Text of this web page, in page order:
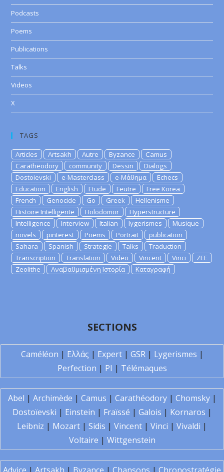
Podcasts
Poems
Publications
Talks
Videos
X
TAGS
Articles Artsakh Autre Byzance
Camus
Caratheodory
community Dessin
Dialogs
Dostoievski
e-Masterclass e-Μάθημα
Echecs
Education
English Etude Feutre
Free Korea
French
Genocide Go Greek
Hellenisme
Histoire Intelligente
Holodomor
Hyperstructure
Intelligence
Interview Italian lygerismes
Musique
novels
pinterest Poems Portrait
publication
Sahara
Spanish Strategie Talks
Traduction
Transcription
Translation Video Vincent Vinci
ZEE
Zeolithe
Αναβαθμισμένη Ιστορία Καταγραφή
SECTIONS
Caméléon | Ελλάς | Expert| GSR| Lygerismes |
Perfection | PI | Télémaques
Abel | Archimède | Camus | Carathéodory| Chomsky|
Dostoïevski | Einstein | Fraïssé | Galois | Kornaros |
Leibniz | Mozart | Sidis | Vincent | Vinci | Vivaldi |
Voltaire | Wittgenstein